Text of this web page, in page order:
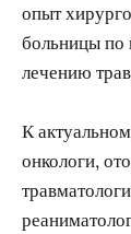
опыт
больницы по
лечению
К
онкологи,